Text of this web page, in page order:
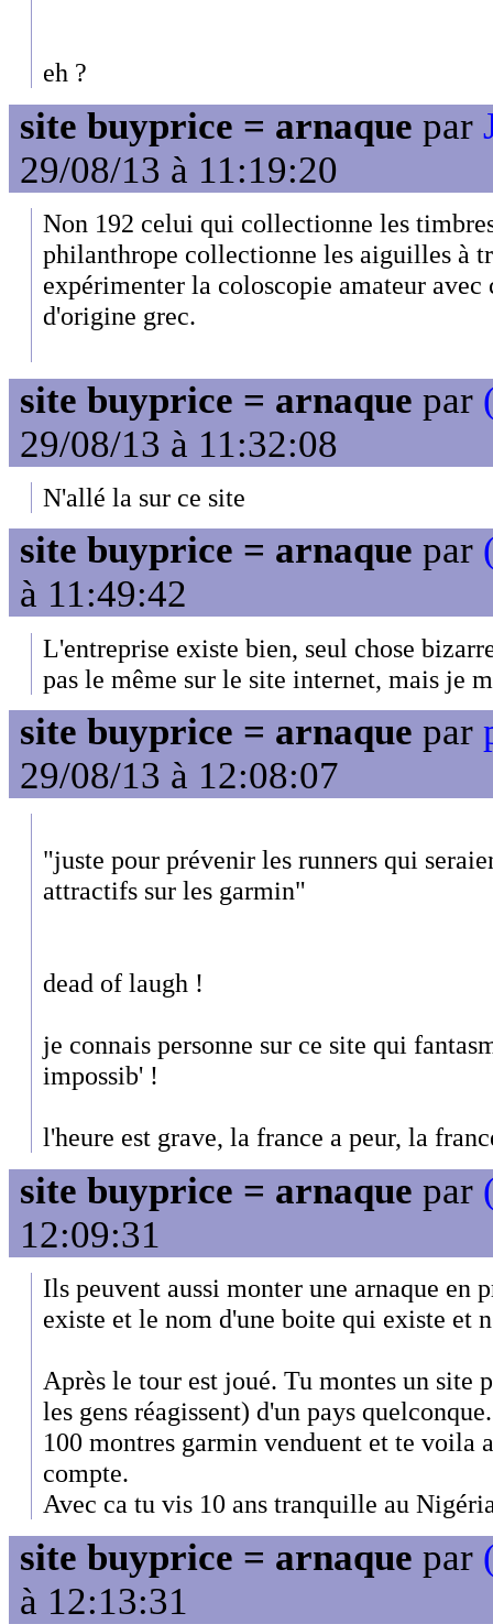
eh ?
site buyprice = arnaque par
29/08/13 à 11:19:20
Non 192 celui qui collectionne les
philanthrope collectionne les aiguilles à
expérimenter la coloscopie amateur avec
d'origine grec.
site buyprice = arnaque par
29/08/13 à 11:32:08
N'allé la sur ce site
site buyprice = arnaque par
à 11:49:42
L'entreprise existe bien, seul chose
pas le même sur le site internet, mais je
site buyprice = arnaque par
29/08/13 à 12:08:07
"juste pour prévenir les runners qui
attractifs sur les garmin"
dead of laugh !
je connais personne sur ce site qui
impossib' !
l'heure est grave, la france a peur, la
site buyprice = arnaque par
12:09:31
Ils peuvent aussi monter une arnaque en
existe et le nom d'une boite qui existe et
Après le tour est joué. Tu montes un site
les gens réagissent) d'un pays
100 montres garmin venduent et te voila
compte.
Avec ca tu vis 10 ans tranquille au
site buyprice = arnaque par
à 12:13:31